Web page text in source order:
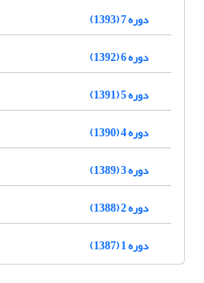
دوره 7 (1393)
دوره 6 (1392)
دوره 5 (1391)
دوره 4 (1390)
دوره 3 (1389)
دوره 2 (1388)
دوره 1 (1387)